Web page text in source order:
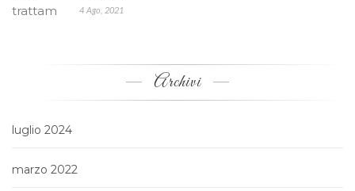
4 Ago, 2021
Archivi
luglio 2024
marzo 2022